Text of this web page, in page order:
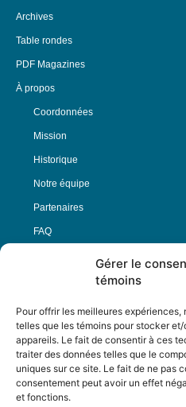
Gérer le
témoins
Pour offrir les meilleures
telles que les témoins pour stocker
appareils. Le fait de consentir à ces
traiter des données telles que le
uniques sur ce site. Le fait de ne pas
consentement peut avoir un effet
et fonctions.
Archives
Table rondes
PDF Magazines
À propos
Coordonnées
Mission
Historique
Notre équipe
Partenaires
FAQ
Nous Suivre